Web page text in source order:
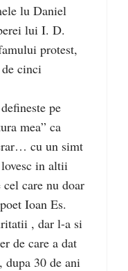
lu Daniel
lui I. D.
protest,
cinci
pe
mea” ca
cu un simt
in altii
cel care nu doar
Ioan Es.
, dar l-a si
de care a dat
dupa 30 de ani